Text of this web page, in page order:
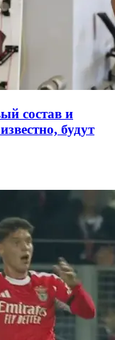
состав и
будут